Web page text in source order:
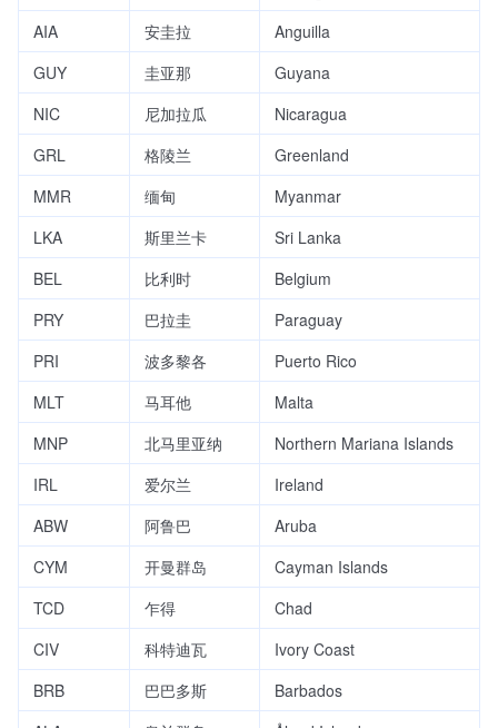
AIA
安圭拉
Anguilla
GUY
圭亚那
Guyana
NIC
尼加拉瓜
Nicaragua
GRL
格陵兰
Greenland
MMR
缅甸
Myanmar
LKA
斯里兰卡
Sri Lanka
BEL
比利时
Belgium
PRY
巴拉圭
Paraguay
PRI
波多黎各
Puerto Rico
MLT
马耳他
Malta
MNP
北马里亚纳
Northern Mariana Islands
IRL
爱尔兰
Ireland
ABW
阿鲁巴
Aruba
CYM
开曼群岛
Cayman Islands
TCD
乍得
Chad
CIV
科特迪瓦
Ivory Coast
BRB
巴巴多斯
Barbados